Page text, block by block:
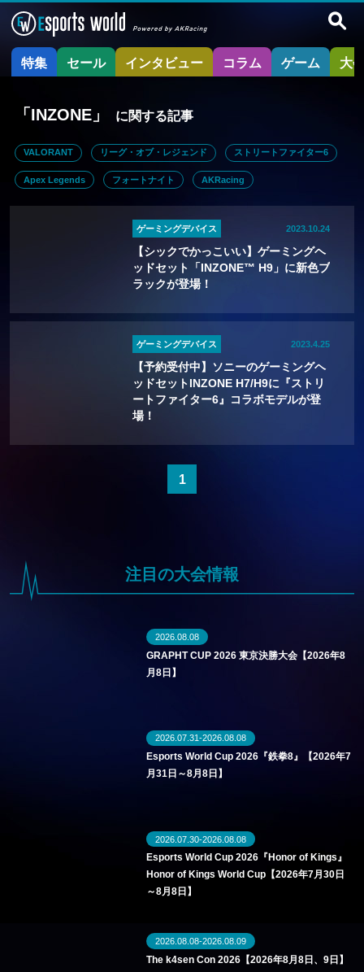
特集 セール インタビュー コラム ゲーム 大
「INZONE」 に関する記事
VALORANT リーグ・オブ・レジェンド ストリートファイター6
Apex Legends フォートナイト AKRacing
ゲーミングデバイス 2023.10.24
【シックでかっこいい】ゲーミングヘ
ッドセット「INZONE™ H9」に新色ブ
ラックが登場！
ゲーミングデバイス 2023.4.25
【予約受付中】ソニーのゲーミングヘ
ッドセットINZONE H7/H9に『ストリ
ートファイター6』コラボモデルが登
場！
1
注目の大会情報
2026.08.08
GRAPHT CUP 2026 東京決勝大会【2026年8
月8日】
2026.07.31-2026.08.08
Esports World Cup 2026『鉄拳8』【2026年7
月31日～8月8日】
2026.07.30-2026.08.08
Esports World Cup 2026『Honor of Kings』
Honor of Kings World Cup【2026年7月30日
～8月8日】
2026.08.08-2026.08.09
The k4sen Con 2026【2026年8月8日、9日】